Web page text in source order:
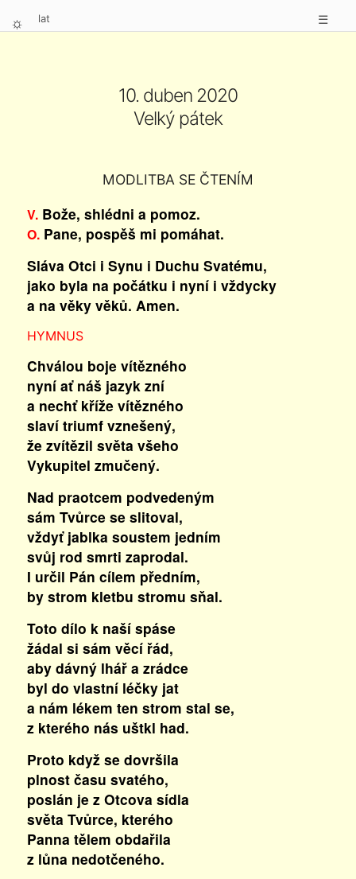
⛭ lat ☰
10. duben 2020
Velký pátek
MODLITBA SE ČTENÍM
V.Bože, shlédni a pomoz.
O.Pane, pospěš mi pomáhat.
Sláva Otci i Synu i Duchu Svatému,
jako byla na počátku i nyní i vždycky
a na věky věků. Amen.
HYMNUS
Chválou boje vítězného
nyní ať náš jazyk zní
a nechť kříže vítězného
slaví triumf vznešený,
že zvítězil světa všeho
Vykupitel zmučený.
Nad praotcem podvedeným
sám Tvůrce se slitoval,
vždyť jablka soustem jedním
svůj rod smrti zaprodal.
I určil Pán cílem předním,
by strom kletbu stromu sňal.
Toto dílo k naší spáse
žádal si sám věcí řád,
aby dávný lhář a zrádce
byl do vlastní léčky jat
a nám lékem ten strom stal se,
z kterého nás uštkl had.
Proto když se dovršila
plnost času svatého,
poslán je z Otcova sídla
světa Tvůrce, kterého
Panna tělem obdařila
z lůna nedotčeného.